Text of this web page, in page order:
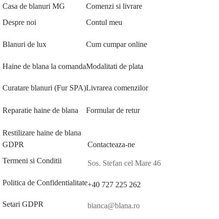
Casa de blanuri MG
Despre noi
Blanuri de lux
Haine de blana la comanda
Curatare blanuri (Fur SPA)
Reparatie haine de blana
Restilizare haine de blana
Comenzi si livrare
Contul meu
Cum cumpar online
Modalitati de plata
Livrarea comenzilor
Formular de retur
GDPR
Termeni si Conditii
Politica de Confidentialitate
Setari GDPR
Contacteaza-ne
Sos. Stefan cel Mare 46
+40 727 225 262
bianca@blana.ro